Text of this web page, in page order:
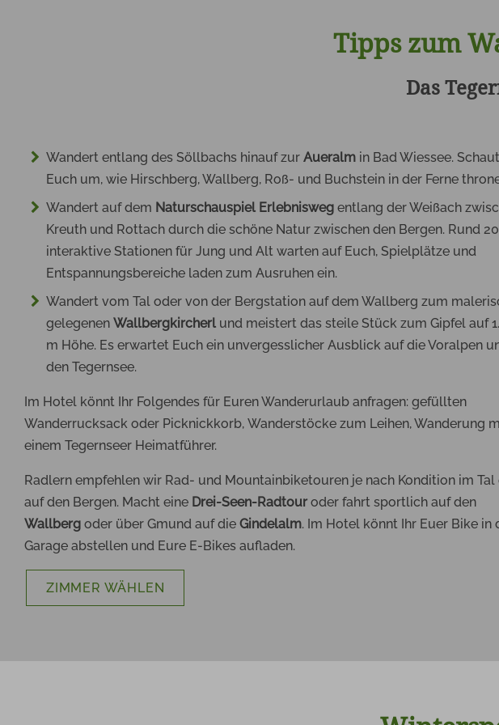
Tipps zum
Das
Wandert entlang des Söllbachs hinauf zurAueralm in Bad Wiessee. Schaut
Euch um, wie Hirschberg, Wallberg, Roß- und Buchstein in der Ferne
Wandert auf dem Naturschauspiel Erlebnisweg entlang der Weißach
Kreuth und Rottach durch die schöne Natur zwischen den Bergen. Rund 20
interaktive Stationen für Jung und Alt warten auf Euch, Spielplätze und
Entspannungsbereiche laden zum Ausruhen ein.
Wandert vom Tal oder von der Bergstation auf dem Wallberg zum
gelegenenWallbergkircherl und meistert das steile Stück zum Gipfel auf
m Höhe. Es erwartet Euch ein unvergesslicher Ausblick auf die Voralpen
den Tegernsee.
Im Hotel könnt Ihr Folgendes für Euren Wanderurlaub anfragen: gefüllten
Wanderrucksack oder Picknickkorb, Wanderstöcke zum Leihen, Wanderung
einem Tegernseer Heimatführer.
Radlern empfehlen wir Rad- und Mountainbiketouren je nach Kondition im Tal
auf den Bergen. Macht eine Drei-Seen-Radtour oder fahrt sportlich auf den
Wallberg oder über Gmund auf die Gindelalm. Im Hotel könnt Ihr Euer Bike in
Garage abstellen und Eure E-Bikes aufladen.
ZIMMER WÄHLEN